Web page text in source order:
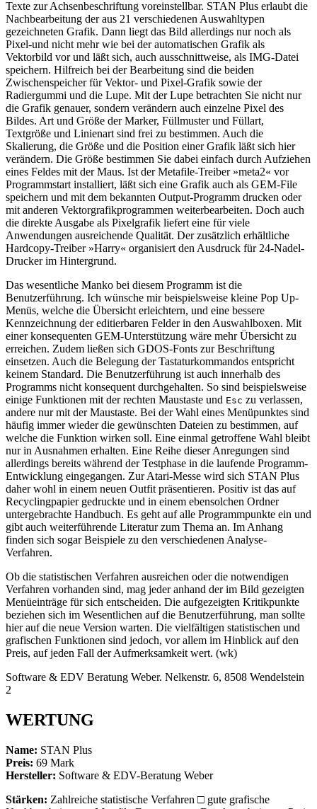
Texte zur Achsenbeschriftung voreinstellbar. STAN Plus erlaubt die
Nachbearbeitung der aus 21 verschiedenen Auswahltypen
gezeichneten Grafik. Dann liegt das Bild allerdings nur noch als
Pixel-und nicht mehr wie bei der automatischen Grafik als
Vektorbild vor und läßt sich, auch ausschnittweise, als IMG-Datei
speichern. Hilfreich bei der Bearbeitung sind die beiden
Zwischenspeicher für Vektor- und Pixel-Grafik sowie der
Radiergummi und die Lupe. Mit der Lupe betrachten Sie nicht nur
die Grafik genauer, sondern verändern auch einzelne Pixel des
Bildes. Art und Größe der Marker, Füllmuster und Füllart,
Textgröße und Linienart sind frei zu bestimmen. Auch die
Skalierung, die Größe und die Position einer Grafik läßt sich hier
verändern. Die Größe bestimmen Sie dabei einfach durch Aufziehen
eines Feldes mit der Maus. Ist der Metafile-Treiber »meta2« vor
Programmstart installiert, läßt sich eine Grafik auch als GEM-File
speichern und mit dem bekannten Output-Programm drucken oder
mit anderen Vektorgrafikprogrammen weiterbearbeiten. Doch auch
die direkte Ausgabe als Pixelgrafik liefert eine für viele
Anwendungen ausreichende Qualität. Der zusätzlich erhältliche
Hardcopy-Treiber »Harry« organisiert den Ausdruck für 24-Nadel-
Drucker im Hintergrund.
Das wesentliche Manko bei diesem Programm ist die
Benutzerführung. Ich wünsche mir beispielsweise kleine Pop Up-
Menüs, welche die Übersicht erleichtern, und eine bessere
Kennzeichnung der editierbaren Felder in den Auswahlboxen. Mit
einer konsequenten GEM-Unterstützung wäre mehr Übersicht zu
erreichen. Zudem ließen sich GDOS-Fonts zur Beschriftung
einsetzen. Auch die Belegung der Tastaturkommandos entspricht
keinem Standard. Die Benutzerführung ist auch innerhalb des
Programms nicht konsequent durchgehalten. So sind beispielsweise
einige Funktionen mit der rechten Maustaste und Esc zu verlassen,
andere nur mit der Maustaste. Bei der Wahl eines Menüpunktes sind
häufig immer wieder die gewünschten Dateien zu bestimmen, auf
welche die Funktion wirken soll. Eine einmal getroffene Wahl bleibt
nur in Ausnahmen erhalten. Eine Reihe dieser Anregungen sind
allerdings bereits während der Testphase in die laufende Programm-
Entwicklung eingegangen. Zur Atari-Messe wird sich STAN Plus
daher wohl in einem neuen Outfit präsentieren. Positiv ist das auf
Recyclingpapier gedruckte und in einem ebensolchen Ordner
untergebrachte Handbuch. Es geht auf alle Programmpunkte ein und
gibt auch weiterführende Literatur zum Thema an. Im Anhang
finden sich sogar Beispiele zu den verschiedenen Analyse-
Verfahren.
Ob die statistischen Verfahren ausreichen oder die notwendigen
Verfahren vorhanden sind, mag jeder anhand der im Bild gezeigten
Menüeinträge für sich entscheiden. Die aufgezeigten Kritikpunkte
beziehen sich im Wesentlichen auf die Benutzerführung, man sollte
hier auf die neue Version warten. Die vielfältigen statistischen und
grafischen Funktionen sind jedoch, vor allem im Hinblick auf den
Preis, auf jeden Fall der Aufmerksamkeit wert. (wk)
Software & EDV Beratung Weber. Nelkenstr. 6, 8508 Wendelstein
2
WERTUNG
Name: STAN Plus
Preis: 69 Mark
Hersteller: Software & EDV-Beratung Weber
Stärken: Zahlreiche statistische Verfahren □ gute grafische